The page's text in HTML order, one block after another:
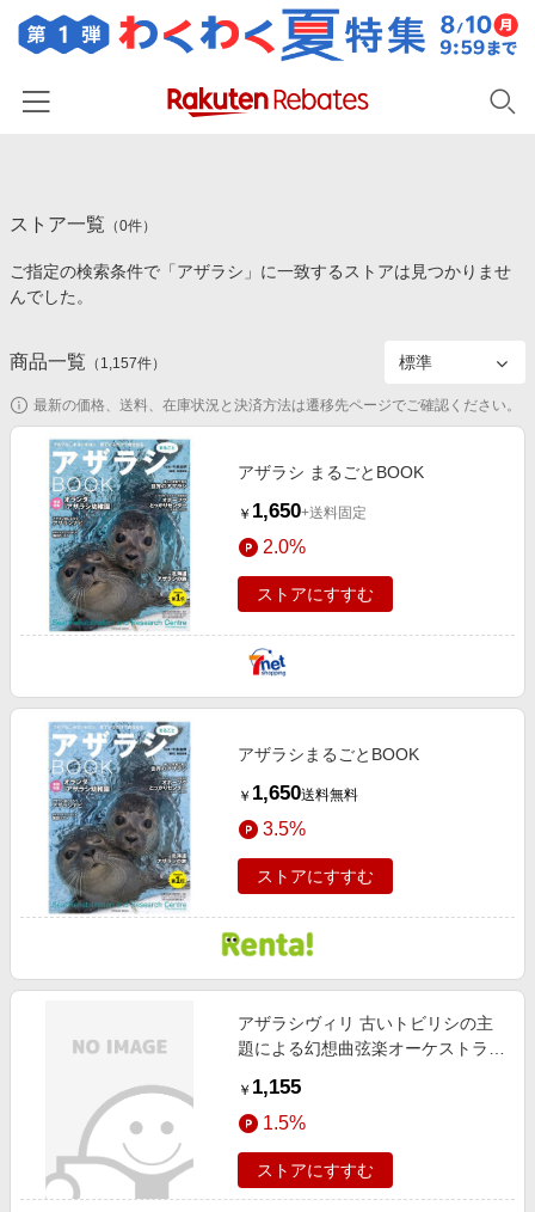
カテゴリー一覧
百貨店・総合ECモール
食品・スイーツ・お酒
コスメ・健康・医薬品
キッズ・ベビー用品
家電・PC・スマホ・カメラ
エンタメ
スポーツ・アウトドア・ゴルフ
インテリア・寝具
旅行・レジャー・ホテル予約
生活・お役立ち
金融・マネー・保険
デジタルコンテンツ
ビジネス・その他サービス
イベント一覧
初回購入者限定特典
対象ストア新規限定特典
新着ストアのご紹介
電子書籍特集
楽天ペイ導入ストア
楽天サービス特集
旅行特集
お中元特集2026
とことん買い物チャレンジ
Apple公式サイト×楽天カード分割払い
Qoo10メガポ
楽天IDでログイン/会員登録
ストア一覧 （0件）
ご指定の検索条件で「アザラシ」に一致するストアは見つかりませ
んでした。
商品一覧 （ 1,157件）
最新の価格、送料、在庫状況と決済方法は遷移先ページでご確認ください。
アザラシ まるごとBOOK
￥ 1,650+送料固定
2.0%
ストアにすすむ
アザラシまるごとBOOK
￥ 1,650送料無料
3.5%
ストアにすすむ
アザラシヴィリ 古いトビリシの主
題による幻想曲弦楽オーケストラと
￥ 1,155
1.5%
ストアにすすむ